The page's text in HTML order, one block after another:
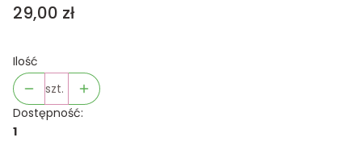
Cena
29,00 zł
Ilość
szt.
Dostępność:
1